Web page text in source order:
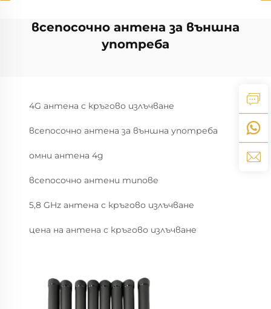
всепосочно антена за външна
употреба
4G антена с кръгово излъчване
всепосочно антена за външна употреба
омни антена 4g
всепосочно антени типове
5,8 GHz антена с кръгово излъчване
цена на антена с кръгово излъчване